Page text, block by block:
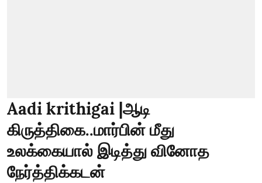
Aadi krithigai |ஆடி
கிருத்திகை..மார்பின் மீது
உலக்கையால் இடித்து வினோத
நேர்த்திக்கடன்